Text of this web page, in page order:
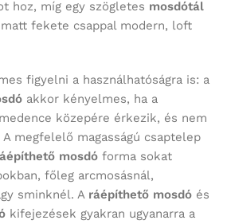
hoz, míg egy szögletes mosdótál
fekete csappal modern, loft
figyelni a használhatóságra is: a
akkor kényelmes, ha a
közepére érkezik, és nem
megfelelő magasságú csaptelep
mosdó forma sokat
főleg arcmosásnál,
sminknél. A ráépíthető mosdó és
kifejezések gyakran ugyanarra a